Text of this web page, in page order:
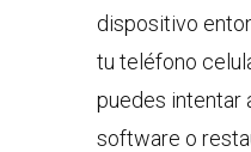
dispositivo
tu teléfono
puedes intentar
software o